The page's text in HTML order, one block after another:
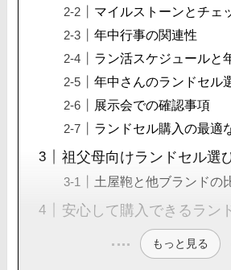
マイルストーンとチェ
年中行事の関連性
ラン活スケジュールと
年中さんのランドセル
展示会での確認事項
ランドセル購入の最適
祖父母向けランドセル選
土屋鞄と他ブランドの
安心して購入できるラン
もっと見る